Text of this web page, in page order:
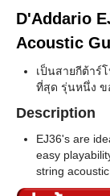
D'Addario
Acoustic
เป็นสายกีต้าร์
ที่สุด รุ่นหนึ่ง ข
Description
EJ36's are
easy
string